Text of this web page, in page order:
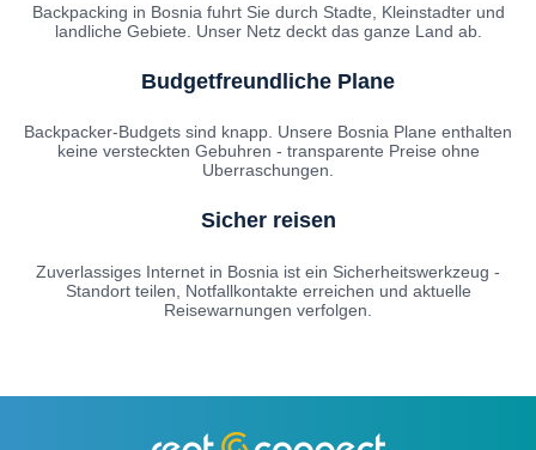
Backpacking in Bosnia fuhrt Sie durch Stadte, Kleinstadter und
landliche Gebiete. Unser Netz deckt das ganze Land ab.
Budgetfreundliche Plane
Backpacker-Budgets sind knapp. Unsere Bosnia Plane enthalten
keine versteckten Gebuhren - transparente Preise ohne
Uberraschungen.
Sicher reisen
Zuverlassiges Internet in Bosnia ist ein Sicherheitswerkzeug -
Standort teilen, Notfallkontakte erreichen und aktuelle
Reisewarnungen verfolgen.